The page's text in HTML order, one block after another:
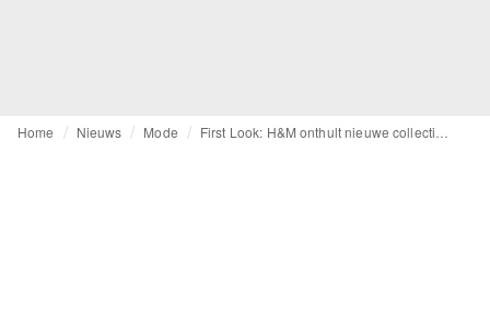
Home Nieuws Mode